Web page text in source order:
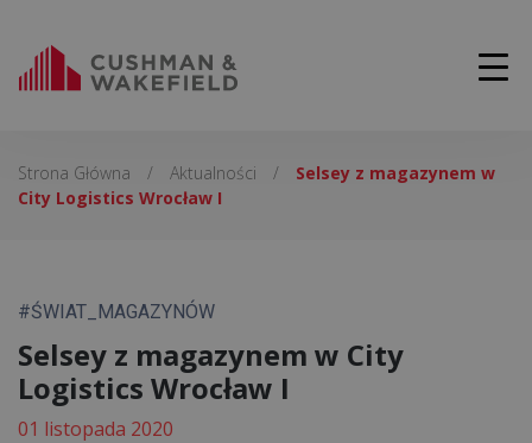
Strona Główna / Aktualności /
Selsey z magazynem w
City Logistics Wrocław I
#ŚWIAT_MAGAZYNÓW
Selsey z magazynem w City
Logistics Wrocław I
01 listopada 2020